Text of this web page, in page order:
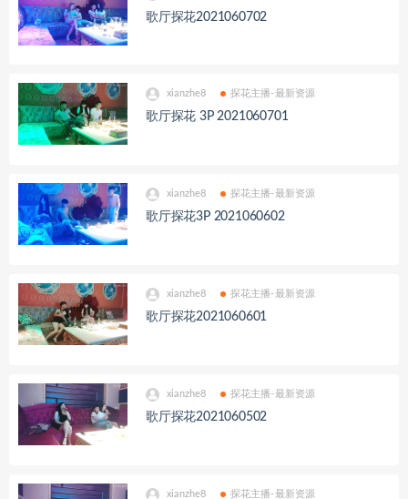
歌厅探花2021060702
xianzhe8 探花主播-最新资源
歌厅探花 3P 2021060701
xianzhe8 探花主播-最新资源
歌厅探花3P 2021060602
xianzhe8 探花主播-最新资源
歌厅探花2021060601
xianzhe8 探花主播-最新资源
歌厅探花2021060502
xianzhe8 探花主播-最新资源